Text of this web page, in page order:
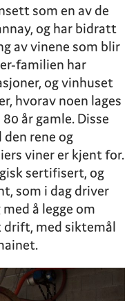
som en av de
og har bidratt
av vinene som blir
familien har
og vinhuset
hvorav noen lages
år gamle. Disse
rene og
viner er kjent for.
sertifisert, og
som i dag driver
å legge om
med siktemål